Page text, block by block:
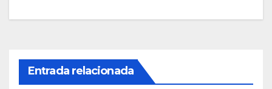
Entrada relacionada